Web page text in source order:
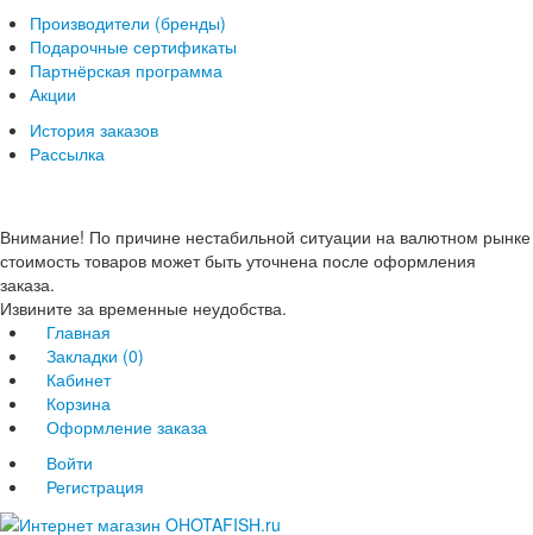
Производители (бренды)
Подарочные сертификаты
Партнёрская программа
Акции
История заказов
Рассылка
Внимание! По причине нестабильной ситуации на валютном рынке
стоимость товаров может быть уточнена после оформления
заказа.
Извините за временные неудобства.
Главная
Закладки (0)
Кабинет
Корзина
Оформление заказа
Войти
Регистрация